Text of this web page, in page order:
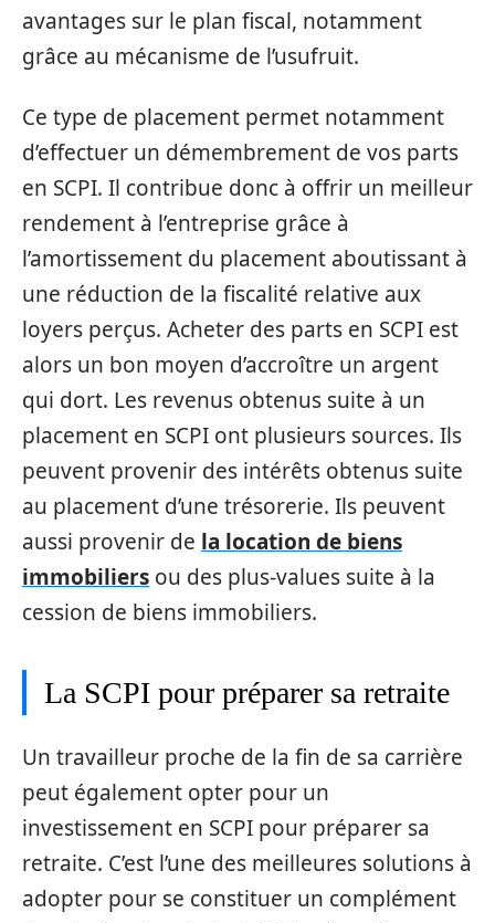
avantages sur le plan fiscal, notamment
grâce au mécanisme de l’usufruit.
Ce type de placement permet notamment
d’effectuer un démembrement de vos parts
en SCPI. Il contribue donc à offrir un meilleur
rendement à l’entreprise grâce à
l’amortissement du placement aboutissant à
une réduction de la fiscalité relative aux
loyers perçus. Acheter des parts en SCPI est
alors un bon moyen d’accroître un argent
qui dort. Les revenus obtenus suite à un
placement en SCPI ont plusieurs sources. Ils
peuvent provenir des intérêts obtenus suite
au placement d’une trésorerie. Ils peuvent
aussi provenir de la location de biens
immobiliers ou des plus-values suite à la
cession de biens immobiliers.
La SCPI pour préparer sa retraite
Un travailleur proche de la fin de sa carrière
peut également opter pour un
investissement en SCPI pour préparer sa
retraite. C’est l’une des meilleures solutions à
adopter pour se constituer un complément